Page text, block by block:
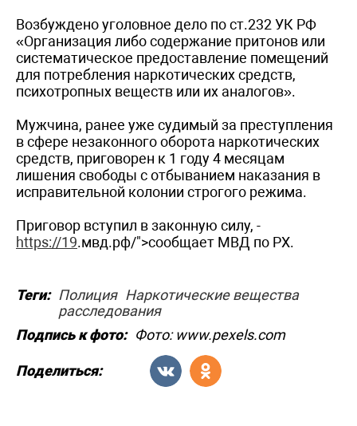
Возбуждено уголовное дело по ст.232 УК РФ
«Организация либо содержание притонов или
систематическое предоставление помещений
для потребления наркотических средств,
психотропных веществ или их аналогов».
Мужчина, ранее уже судимый за преступления
в сфере незаконного оборота наркотических
средств, приговорен к 1 году 4 месяцам
лишения свободы с отбыванием наказания в
исправительной колонии строгого режима.
Приговор вступил в законную силу, -
https://19.мвд.рф/">сообщает МВД по РХ.
Теги: Полиция Наркотические вещества
расследования
Подпись к фото: Фото: www.pexels.com
Поделиться: